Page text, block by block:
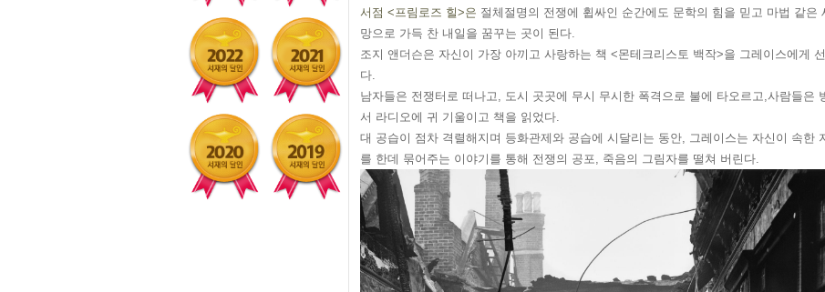
서점 <프림로즈 힐>은 절체절명의 전쟁에 휩싸인 순간에도 문학의 힘을 믿고 마법 같은
망으로 가득 찬 내일을 꿈꾸는 곳이 된다.
조지 앤더슨은 자신이 가장 아끼고 사랑하는 책 <몬테크리스토 백작>을 그레이스에게
다.
남자들은 전쟁터로 떠나고, 도시 곳곳에 무시 무시한 폭격으로 불에 타오르고,사람들은
서 라디오에 귀 기울이고 책을 읽었다.
대 공습이 점차 격렬해지며 등화관제와 공습에 시달리는 동안, 그레이스는 자신이 속한
를 한데 묶어주는 이야기를 통해 전쟁의 공포, 죽음의 그림자를 떨쳐 버린다.